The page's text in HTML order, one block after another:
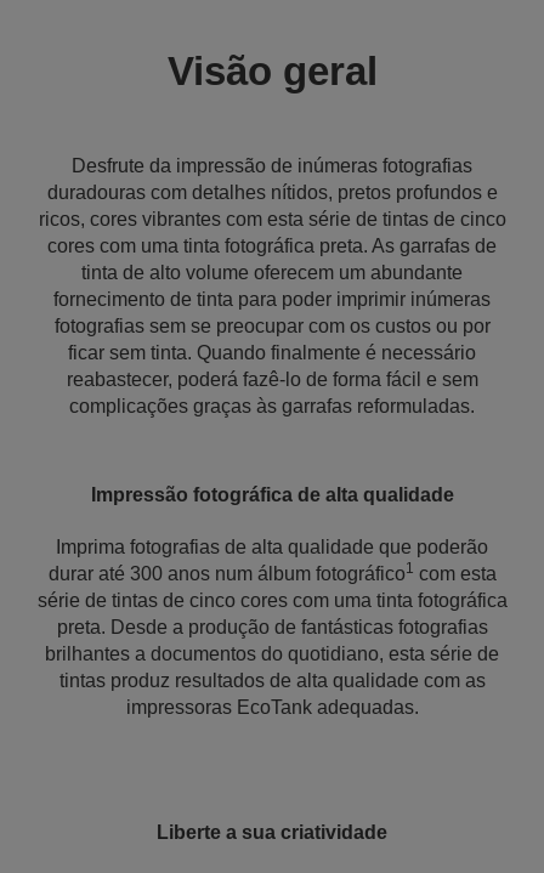
Visão geral
Desfrute da impressão de inúmeras fotografias
duradouras com detalhes nítidos, pretos profundos e
ricos, cores vibrantes com esta série de tintas de cinco
cores com uma tinta fotográfica preta. As garrafas de
tinta de alto volume oferecem um abundante
fornecimento de tinta para poder imprimir inúmeras
fotografias sem se preocupar com os custos ou por
ficar sem tinta. Quando finalmente é necessário
reabastecer, poderá fazê-lo de forma fácil e sem
complicações graças às garrafas reformuladas.
Impressão fotográfica de alta qualidade
Imprima fotografias de alta qualidade que poderão
durar até 300 anos num álbum fotográfico1 com esta
série de tintas de cinco cores com uma tinta fotográfica
preta. Desde a produção de fantásticas fotografias
brilhantes a documentos do quotidiano, esta série de
tintas produz resultados de alta qualidade com as
impressoras EcoTank adequadas.
Liberte a sua criatividade